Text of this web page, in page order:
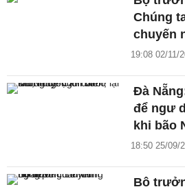
Chúng
chuyến
19:08 02/11/
Đà
để ngư
khi bão
18:50 25/09/
Bộ